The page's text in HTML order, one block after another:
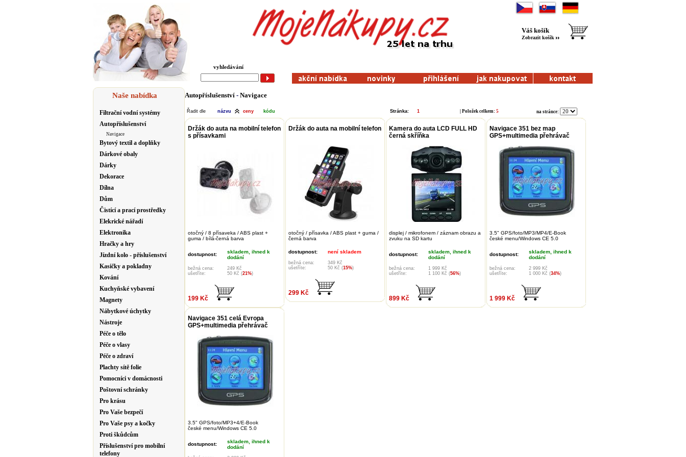
Váš košík
Zobrazit košík
vyhledávání
Naše nabídka
Filtrační vodní systémy
Autopříslušenství
Navigace
Bytový textil a doplňky
Dárkové obaly
Dárky
Dekorace
Dílna
Dům
Čistící a prací prostředky
Elekrické nářadí
Elektronika
Hračky a hry
Jízdní kolo - příslušenství
Kasičky a pokladny
Kování
Kuchyňské vybavení
Magnety
Nábytkové úchytky
Nástroje
Péče o tělo
Péče o vlasy
Péče o zdraví
Plachty sítě folie
Pomocníci v domácnosti
Poštovní schránky
Pro krásu
Pro Vaše bezpečí
Pro Vaše psy a kočky
Proti škůdcům
Příslušenství pro mobilní
telefony
Autopříslušenství - Navigace
Řadit dle názvu ceny kódu Stránka: 1 | Položek celkem: 5 na stránce:
Držák do auta na mobilní telefon
s přísavkami
otočný / 8 přísaveka / ABS plast +
guma / bílá-černá barva
dostupnost:
skladem, ihned k
dodání
bežná cena:
249 Kč
ušetříte:
50 Kč (21%)
199 Kč
Držák do auta na mobilní telefon
otočný / přísavka / ABS plast + guma /
černá barva
dostupnost: není skladem
bežná cena:
349 Kč
ušetříte:
50 Kč (15%)
299 Kč
Kamera do auta LCD FULL HD
černá skříňka
displej / mikrofonem / záznam obrazu a
zvuku na SD kartu
dostupnost:
skladem, ihned k
dodání
bežná cena:
1 999 Kč
ušetříte:
1 100 Kč (56%)
899 Kč
Navigace 351 bez map
GPS+multimedia přehrávač
3.5" GPS/foto/MP3/MP4/E-Book
české menu/Windows CE 5.0
dostupnost:
skladem, ihned k
dodání
bežná cena:
2 999 Kč
ušetříte:
1 000 Kč (34%)
1 999 Kč
Navigace 351 celá Evropa
GPS+multimedia přehrávač
3.5" GPS/foto/MP3+4/E-Book
české menu/Windows CE 5.0
dostupnost:
skladem, ihned k
dodání